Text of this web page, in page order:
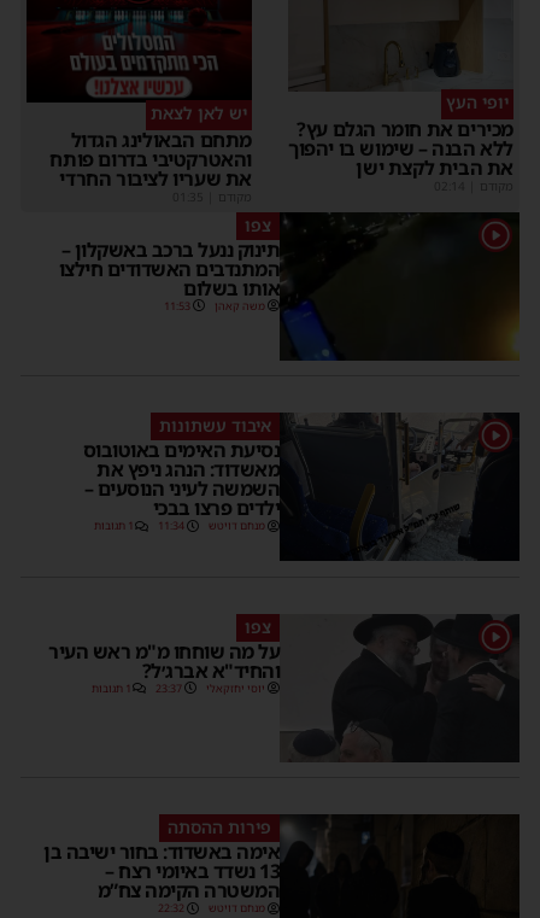
יופי העץ
מכירים את חומר הגלם עץ?
ללא הבנה – שימוש בו יהפוך
את הבית לקצת ישן
מקודם
יש לאן לצאת
מתחם הבאולינג הגדול
והאטרקטיבי בדרום פותח
את שעריו לציבור החרדי
מקודם
1 צפו
תינוק ננעל ברכב באשקלון –
המתנדבים האשדודים חילצו
אותו בשלום
משה קאהן 11:53
1 איבוד עשתונות
נסיעת האימים באוטובוס
מאשדוד: הנהג ניפץ את
השמשה לעיני הנוסעים –
ילדים פרצו בבכי
מנחם דויטש 11:34 1 תגובות
1 צפו
על מה שוחחו מ"מ ראש העיר
והחיד"א אברג׳ל?
יוסי יחזקאלי 23:37 1 תגובות
פירות ההסתה
אימה באשדוד: בחור ישיבה בן
13 נשדד באיומי רצח –
המשטרה הקימה צח”מ
מנחם דויטש 22:32